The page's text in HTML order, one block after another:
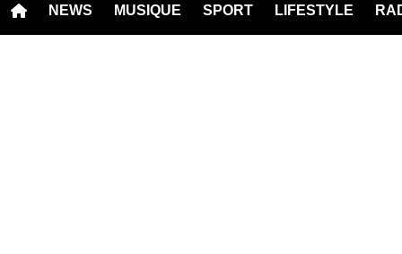
NEWS MUSIQUE SPORT LIFESTYLE